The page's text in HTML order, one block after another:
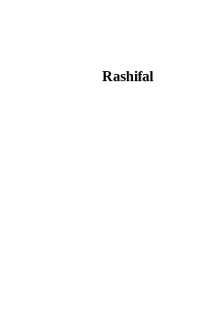
Rashifal